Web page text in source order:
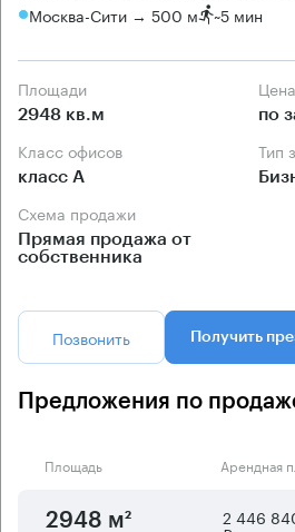
Москва-Сити → 500 м ~5 мин
Площади
2948 кв.м по
Класс офисов
класс А
Тип
Схема продажи
Прямая продажа от
собственника
Позвонить Получить
Предложения по
Площадь Арендная
2948 м² 2 446